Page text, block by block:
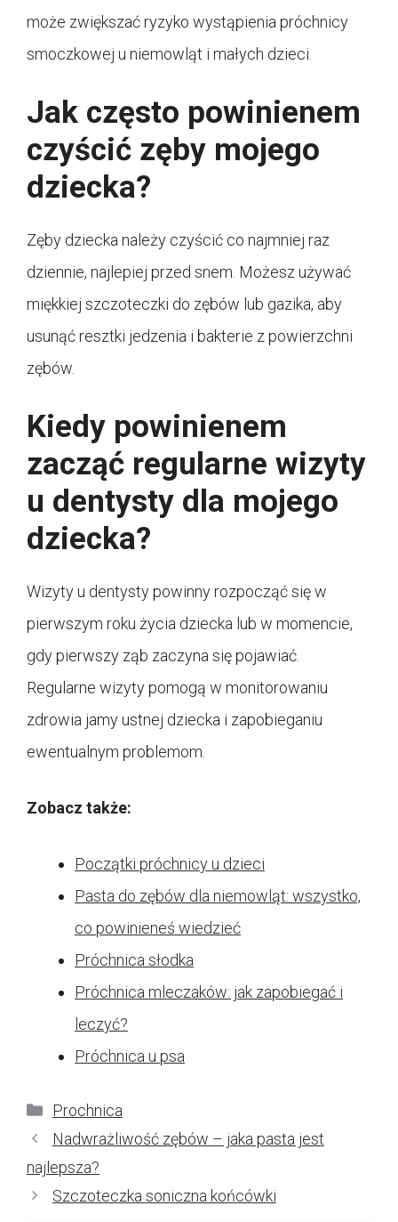
może zwiększać ryzyko wystąpienia próchnicy
smoczkowej u niemowląt i małych dzieci.
Jak często powinienem
czyścić zęby mojego
dziecka?
Zęby dziecka należy czyścić co najmniej raz
dziennie, najlepiej przed snem. Możesz używać
miękkiej szczoteczki do zębów lub gazika, aby
usunąć resztki jedzenia i bakterie z powierzchni
zębów.
Kiedy powinienem
zacząć regularne wizyty
u dentysty dla mojego
dziecka?
Wizyty u dentysty powinny rozpocząć się w
pierwszym roku życia dziecka lub w momencie,
gdy pierwszy ząb zaczyna się pojawiać.
Regularne wizyty pomogą w monitorowaniu
zdrowia jamy ustnej dziecka i zapobieganiu
ewentualnym problemom.
Zobacz także:
Początki próchnicy u dzieci
Pasta do zębów dla niemowląt: wszystko,
co powinieneś wiedzieć
Próchnica słodka
Próchnica mleczaków: jak zapobiegać i
leczyć?
Próchnica u psa
Kategorie
Prochnica
Nadwrażliwość zębów – jaka pasta jest
najlepsza?
Szczoteczka soniczna końcówki